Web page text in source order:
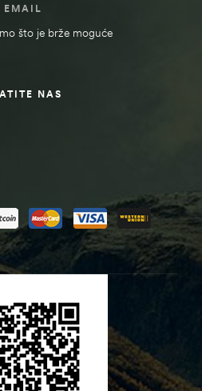
EMAIL
što je brže moguće
NAS